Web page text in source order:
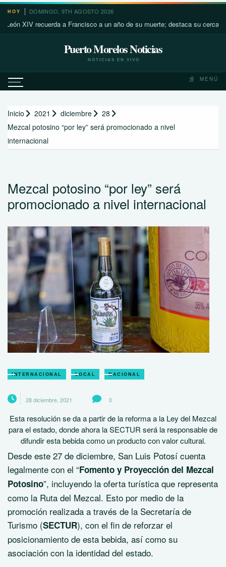
Saltar
contenido
HOY DOMINGO, 9TH AGOSTO 2026
recuerda a Francisco a un año de su muerte; destaca su cercanía con
Puerto Morelos Noticias
NOTICIAS EN VIVO
MENÚ
Inicio 2021 diciembre
28
Mezcal potosino “por ley” será promocionado a nivel
internacional
Mezcal potosino “por ley” será
promocionado a nivel internacional
INTERNACIONAL LOCAL NACIONAL
28 diciembre, 2021 0
Esta resolución se da a partir de la reforma a la Ley del Mezcal
para el estado, donde ahora la SECTUR será la responsable de
difundir esta bebida como un producto con valor cultural.
Desde este 27 de diciembre, San Luis Potosí cuenta
legalmente con el “Fomento y Proyección del Mezcal
Potosino”, incluyendo la oferta turística que representa
como la Ruta del Mezcal. Esto por medio de la
promoción realizada a través de la Secretaría de
Turismo (SECTUR), con el fin de reforzar el
posicionamiento de esta bebida, así como su
asociación con la identidad del estado.